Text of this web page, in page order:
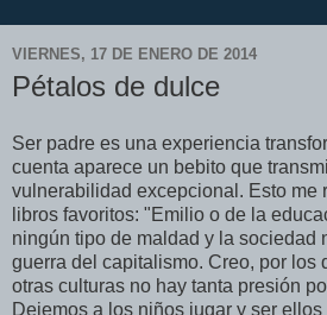
VIERNES, 17 DE ENERO DE 2014
Pétalos de dulce
Ser padre es una experiencia
cuenta aparece un bebito que
vulnerabilidad excepcional. Esto me
libros favoritos: "Emilio o de la
ningún tipo de maldad y la sociedad
guerra del capitalismo. Creo, por los
otras culturas no hay tanta presión
Dejemos a los niños jugar y ser ellos